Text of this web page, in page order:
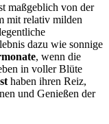
maßgeblich von der
mit relativ milden
dazu wie sonnige
, wenn die
in voller Blüte
haben ihren Reiz,
und Genießen der